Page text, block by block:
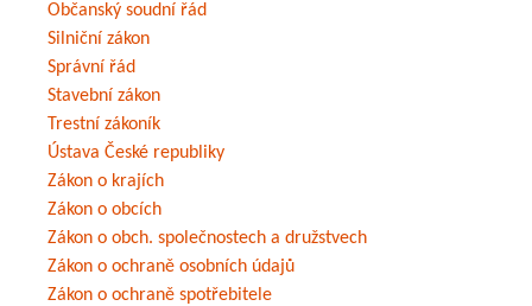
Občanský soudní řád
Silniční zákon
Správní řád
Stavební zákon
Trestní zákoník
Ústava České republiky
Zákon o krajích
Zákon o obcích
Zákon o obch. společnostech a družstvech
Zákon o ochraně osobních údajů
Zákon o ochraně spotřebitele